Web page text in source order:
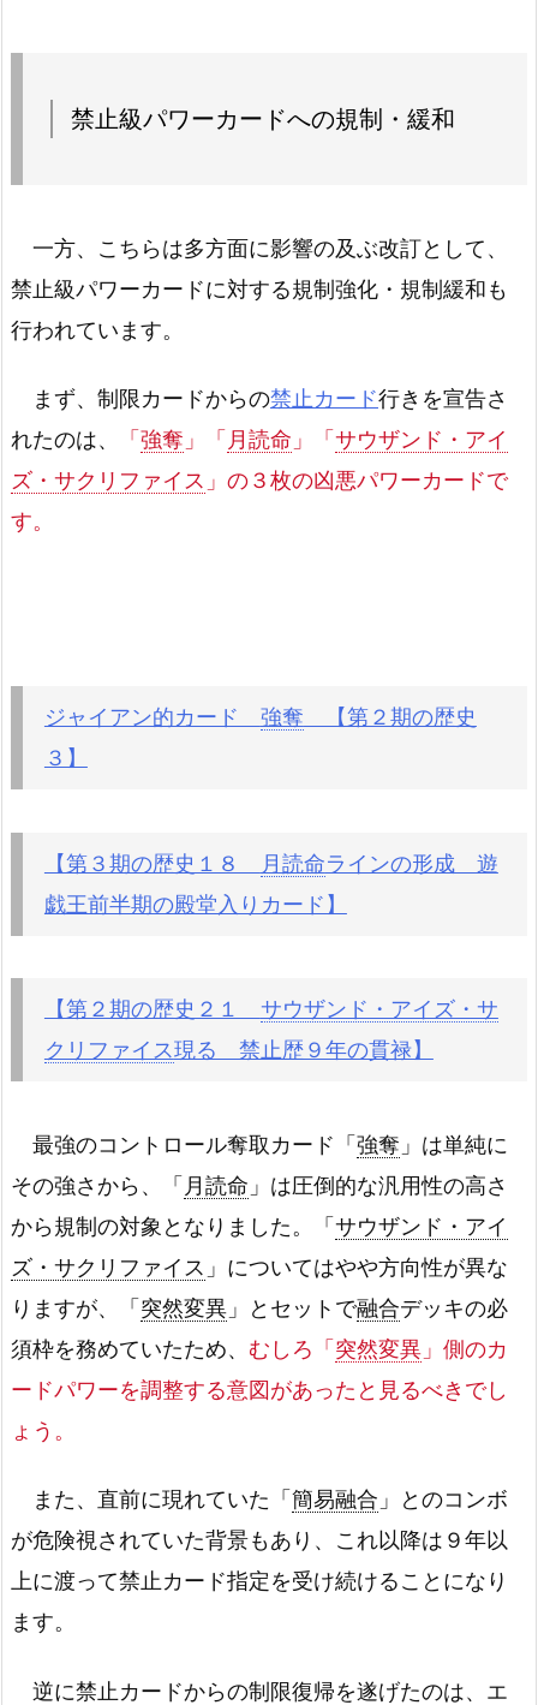
禁止級パワーカードへの規制・緩和
一方、こちらは多方面に影響の及ぶ改訂として、
禁止級パワーカードに対する規制強化・規制緩和も
行われています。
まず、制限カードからの禁止カード行きを宣告さ
れたのは、
「 強奪 」「 月読命 」「 サウザンド・アイ
ズ・サクリファイス 」の３枚の凶悪パワーカードで
す。
ジャイアン的カード 強奪 【第２期の歴史
３】
【第３期の歴史１８ 月読命ラインの形成 遊
戯王前半期の殿堂入りカード】
【第２期の歴史２１ サウザンド・アイズ・サ
クリファイス現る 禁止歴９年の貫禄】
最強のコントロール奪取カード「 強奪 」は単純に
その強さから、「 月読命 」は圧倒的な汎用性の高さ
から規制の対象となりました。「 サウザンド・アイ
ズ・サクリファイス 」についてはやや方向性が異な
りますが、「 突然変異 」とセットで融合デッキの必
須枠を務めていたため、 むしろ「 突然変異 」側のカ
ードパワーを調整する意図があったと見るべきでし
ょう。
また、直前に現れていた「 簡易融合 」とのコンボ
が危険視されていた背景もあり、これ以降は９年以
上に渡って禁止カード指定を受け続けることになり
ます。
逆に禁止カードからの制限復帰を遂げたのは、エ